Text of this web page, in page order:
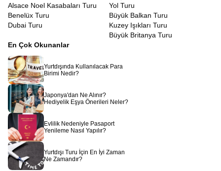
Alsace Noel Kasabaları Turu
Benelüx Turu
Dubai Turu
Yol Turu
Büyük Balkan Turu
Kuzey Işıkları Turu
Büyük Britanya Turu
En Çok Okunanlar
Yurtdışında Kullanılacak Para
Birimi Nedir?
Japonya'dan Ne Alınır?
Hediyelik Eşya Önerileri Neler?
Evlilik Nedeniyle Pasaport
Yenileme Nasıl Yapılır?
Yurtdışı Turu İçin En İyi Zaman
Ne Zamandır?